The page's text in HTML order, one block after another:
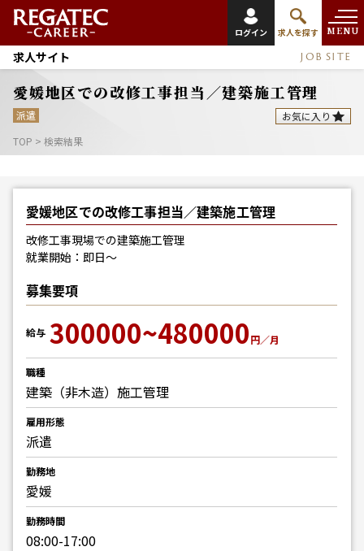
ログイン 求人を探す MENU
求人サイト JOB SITE
愛媛地区での改修工事担当／建築施工管理
派遣
お気に入り
TOP > 検索結果
愛媛地区での改修工事担当／建築施工管理
改修工事現場での建築施工管理
就業開始：即日～
募集要項
給与 300000~480000円／月
職種
建築（非木造）施工管理
雇用形態
派遣
勤務地
愛媛
勤務時間
08:00-17:00